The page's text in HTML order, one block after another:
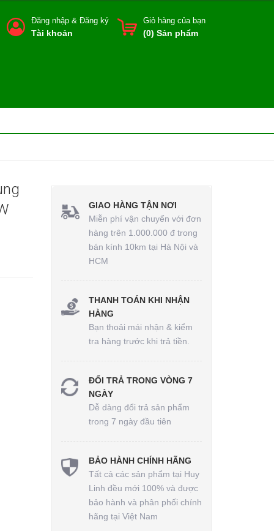
Giỏ hàng của bạn
(0) Sản phẩm
Đăng nhập & Đăng ký
Tài khoản
GIAO HÀNG TẬN NƠI
Miễn phí vận chuyển với đơn
hàng trên 1.000.000 đ trong
bán kính 10km tại Hà Nội và
HCM
THANH TOÁN KHI NHẬN
HÀNG
Bạn thoải mái nhận & kiểm
tra hàng trước khi trả tiền.
ĐỔI TRẢ TRONG VÒNG 7
NGÀY
Dễ dàng đổi trả sản phẩm
trong 7 ngày đầu tiên
BẢO HÀNH CHÍNH HÃNG
Tất cả các sản phẩm tại Huy
Linh đều mới 100% và được
bảo hành và phân phối chính
hãng tại Việt Nam